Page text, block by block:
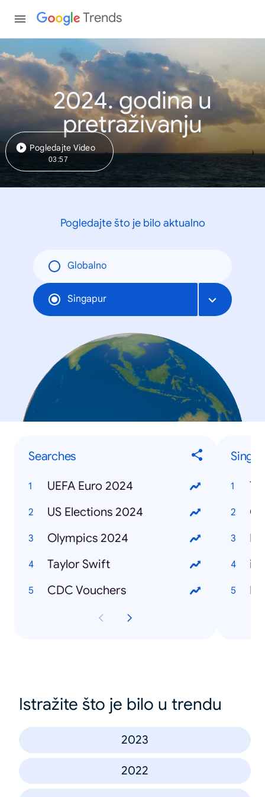
Trends
2024. godina u
pretraživanju
Pogledajte Video
03:57
Pogledajte što je bilo aktualno
Globalno
Singapur
Searches
UEFA Euro 2024
US Elections 2024
Olympics 2024
Taylor Swift
CDC Vouchers
Istražite što je bilo u trendu
2023
2022